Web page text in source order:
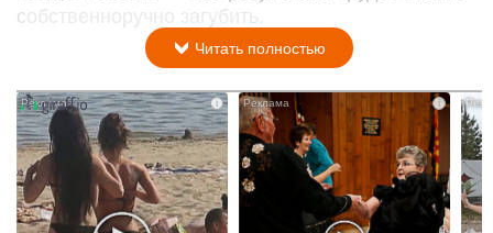
собственноручно загубить.
Читать полностью
i